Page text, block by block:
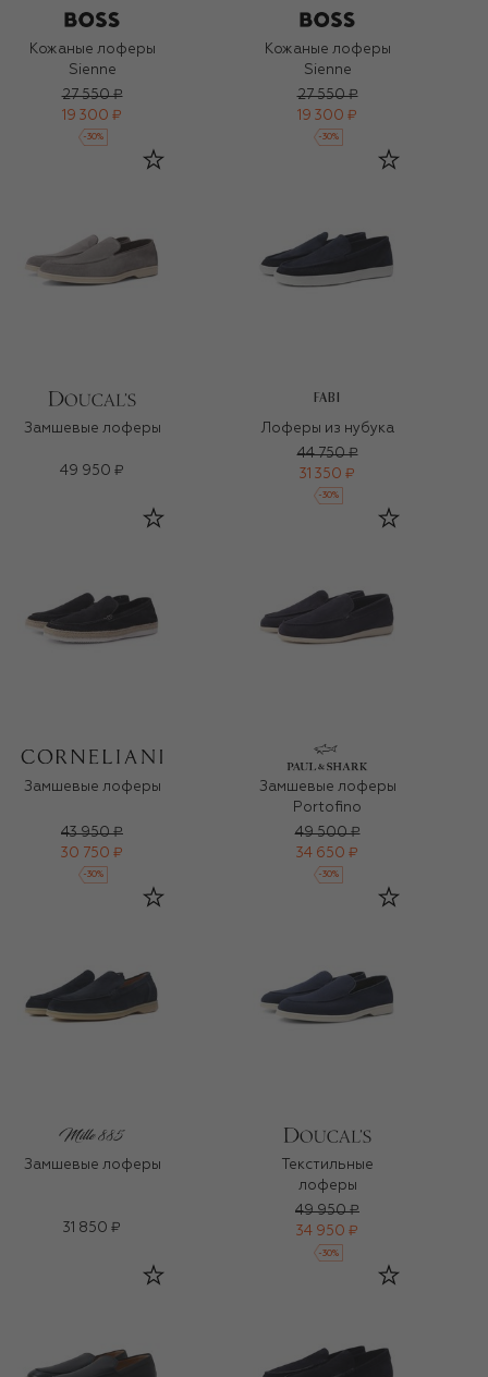
Кожаные лоферы
Sienne
27 550 ₽
19 300 ₽
-30%
Кожаные лоферы
Sienne
27 550 ₽
19 300 ₽
-30%
Замшевые лоферы
49 950 ₽
FABI
Лоферы из нубука
44 750 ₽
31 350 ₽
-30%
Замшевые лоферы
43 950 ₽
30 750 ₽
-30%
Замшевые лоферы
Portofino
49 500 ₽
34 650 ₽
-30%
Замшевые лоферы
31 850 ₽
Текстильные
лоферы
49 950 ₽
34 950 ₽
-30%